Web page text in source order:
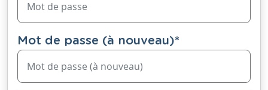
Mot de passe (à nouveau)*